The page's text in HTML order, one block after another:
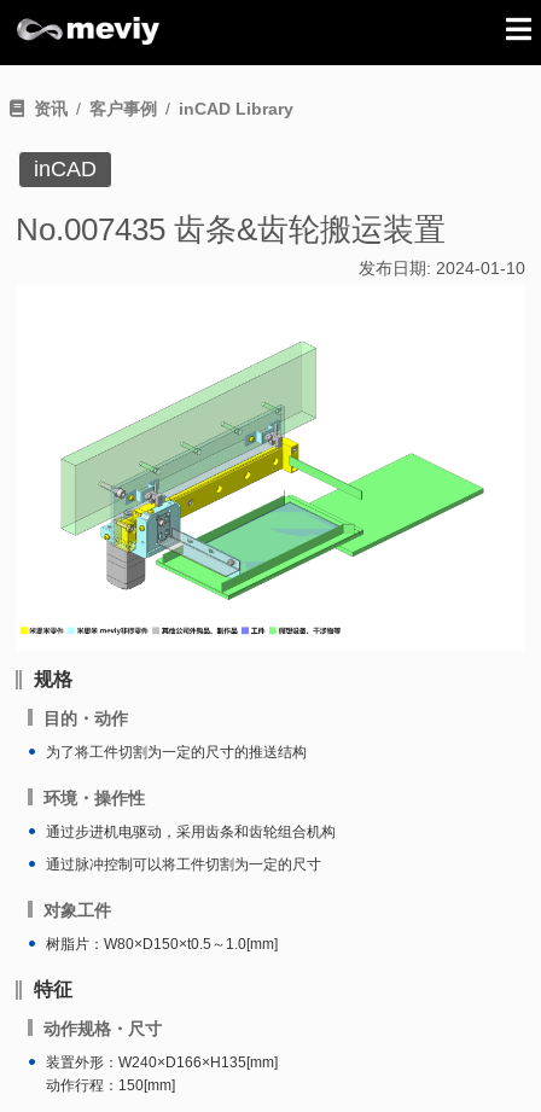
资讯 客户事例 inCAD Library
inCAD
No.007435 齿条&齿轮搬运装置
发布日期: 2024-01-10
规格
目的・动作
为了将工件切割为一定的尺寸的推送结构
环境・操作性
通过步进机电驱动，采用齿条和齿轮组合机构
通过脉冲控制可以将工件切割为一定的尺寸
对象工件
树脂片：W80×D150×t0.5～1.0[mm]
特征
动作规格・尺寸
装置外形：W240×D166×H135[mm]
动作行程：150[mm]